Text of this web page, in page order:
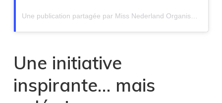
Une publication partagée par Miss Nederland Organisatie (@missnederland)
Une initiative
inspirante… mais